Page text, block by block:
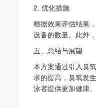
2. 优化措施
根据效果评估结果
设备的数量。此外
五、总结与展望
本方案通过引入臭
求的提高，臭氧发
泳者提供更加健康